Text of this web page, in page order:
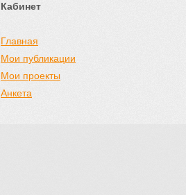
Кабинет
Главная
Мои публикации
Мои проекты
Анкета